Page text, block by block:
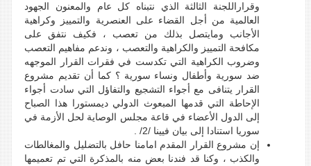
وقراراللجنة الثالثة الذي نتبناه كل عام والمعنون الجهود
العالمية من أجل القضاء على العنصرية والتمييز وكراهية
الأجانب ومايتصل بذلك من تعصب ، فكيف نتفق على
مكافحة التمييز والكراهية والتعصب ، وندعم مفاهيم التعصب
وضروب الكراهية التي تكدست في فقرات القرار الموجهه
ضد سورية وأطفال ونساء سورية ؟ كما أن تقديم مشروع
القرار يتنافى مع أجواء التشجيع والتفاؤل التي سادت أجواء
الإحاطة التي قدمها المبعوث الدولي ديمستورا هذا الصباح
إلى الدول الأعضاء في قاعة مجلس الوصاية لحل الأزمة في
سوريا استنادا إلى بيان فيينا /2/ .
إن مشروع القرار المقدم امامنا حافل بالتضليل والمغالطات
والكذب ، وكنا قد فندنا بعض منه بالمذكرة التي تم تعميمها